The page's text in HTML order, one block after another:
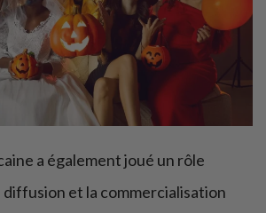
a également joué un rôle
et la commercialisation